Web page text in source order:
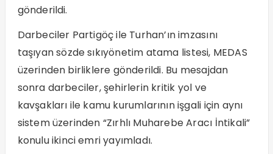
gönderildi.
Darbeciler Partigöç ile Turhan’ın imzasını
taşıyan sözde sıkıyönetim atama listesi, MEDAS
üzerinden birliklere gönderildi. Bu mesajdan
sonra darbeciler, şehirlerin kritik yol ve
kavşakları ile kamu kurumlarının işgali için aynı
sistem üzerinden “Zırhlı Muharebe Aracı İntikali”
konulu ikinci emri yayımladı.